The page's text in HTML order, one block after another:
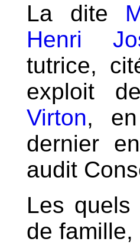
La dite
Henri
tutrice,
exploit
Virton,
dernier
audit
Les quels
de